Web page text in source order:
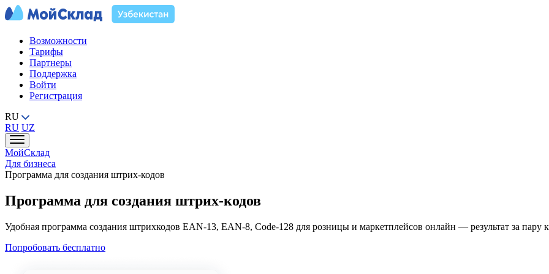
Возможности
Тарифы
Партнеры
Поддержка
Войти
Регистрация
RU
RU UZ
МойСклад
Для бизнеса
Программа для создания штрих‑кодов
Программа для создания штрих‑кодов
Удобная программа создания штрихкодов EAN-13, EAN-8, Code-128 для розницы и маркетплейсов онлайн — результат за пару
Попробовать бесплатно